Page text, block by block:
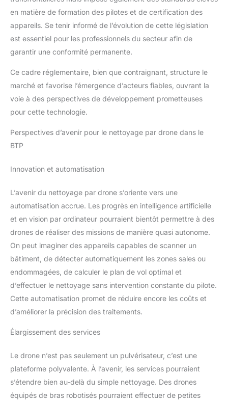
en matière de formation des pilotes et de certification des
appareils. Se tenir informé de l’évolution de cette législation
est essentiel pour les professionnels du secteur afin de
garantir une conformité permanente.
Ce cadre réglementaire, bien que contraignant, structure le
marché et favorise l’émergence d’acteurs fiables, ouvrant la
voie à des perspectives de développement prometteuses
pour cette technologie.
Perspectives d’avenir pour le nettoyage par drone dans le
BTP
Innovation et automatisation
L’avenir du nettoyage par drone s’oriente vers une
automatisation accrue. Les progrès en intelligence artificielle
et en vision par ordinateur pourraient bientôt permettre à des
drones de réaliser des missions de manière quasi autonome.
On peut imaginer des appareils capables de scanner un
bâtiment, de détecter automatiquement les zones sales ou
endommagées, de calculer le plan de vol optimal et
d’effectuer le nettoyage sans intervention constante du pilote.
Cette automatisation promet de réduire encore les coûts et
d’améliorer la précision des traitements.
Élargissement des services
Le drone n’est pas seulement un pulvérisateur, c’est une
plateforme polyvalente. À l’avenir, les services pourraient
s’étendre bien au-delà du simple nettoyage. Des drones
équipés de bras robotisés pourraient effectuer de petites